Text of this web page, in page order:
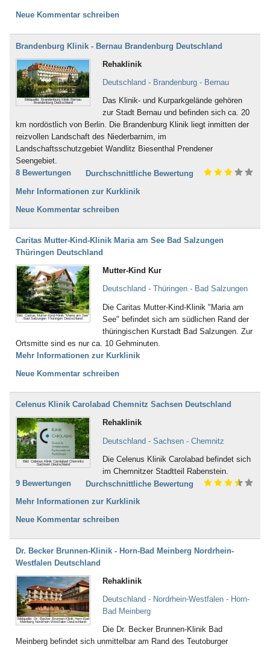
Neue Kommentar schreiben
Brandenburg Klinik - Bernau Brandenburg Deutschland
Bildquelle: Brandenburg Klinik Bernau
Brandenburg Deutschland
Rehaklinik
Deutschland - Brandenburg - Bernau
Das Klinik- und Kurparkgelände gehören
zur Stadt Bernau und befinden sich ca. 20
km nordöstlich von Berlin. Die Brandenburg Klinik liegt inmitten der
reizvollen Landschaft des Niederbarnim, im
Landschaftsschutzgebiet Wandlitz Biesenthal Prendener
Seengebiet.
8 Bewertungen
Durchschnittliche Bewertung
Mehr Informationen zur Kurklinik
Neue Kommentar schreiben
Caritas Mutter-Kind-Klinik Maria am See Bad Salzungen
Thüringen Deutschland
Bild: Caritas Mutter-Kind-Klinik "Maria am See"
Bad Salzungen Thüringen Deutschland
Mutter-Kind Kur
Deutschland - Thüringen - Bad Salzungen
Die Caritas Mutter-Kind-Klinik "Maria am
See" befindet sich am südlichen Rand der
thüringischen Kurstadt Bad Salzungen. Zur
Ortsmitte sind es nur ca. 10 Gehminuten.
Mehr Informationen zur Kurklinik
Neue Kommentar schreiben
Celenus Klinik Carolabad Chemnitz Sachsen Deutschland
Bild: Celenus Klinik Carolabad Chemnitz
Sachsen Deutschland
Rehaklinik
Deutschland - Sachsen - Chemnitz
Die Celenus Klinik Carolabad befindet sich
im Chemnitzer Stadtteil Rabenstein.
9 Bewertungen
Durchschnittliche Bewertung
Mehr Informationen zur Kurklinik
Neue Kommentar schreiben
Dr. Becker Brunnen-Klinik - Horn-Bad Meinberg Nordrhein-
Westfalen Deutschland
Bildquelle: Dr. Becker Brunnen-Klinik Horn-Bad
Meinberg Nordrhein-Westfalen Deutschland
Rehaklinik
Deutschland - Nordrhein-Westfalen - Horn-
Bad Meinberg
Die Dr. Becker Brunnen-Klinik Bad
Meinberg befindet sich unmittelbar am Rand des Teutoburger